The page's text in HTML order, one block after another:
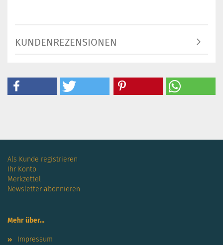
KUNDENREZENSIONEN
Als Kunde registrieren
Ihr Konto
Merkzettel
Newsletter abonnieren
Mehr über...
Impressum